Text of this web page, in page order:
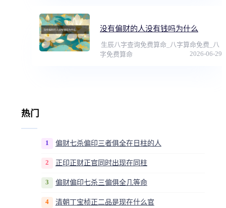
没有偏财的人没有钱吗为什么
生辰八字查询免费算命_八字算命免费_八
字免费算命
2026-06-29
热门
1 偏财七杀偏印三者俱全在日柱的人
2 正印正财正官同时出现在同柱
3 偏财偏印七杀三偏俱全几等命
4 清朝丁宝桢正二品是现在什么官